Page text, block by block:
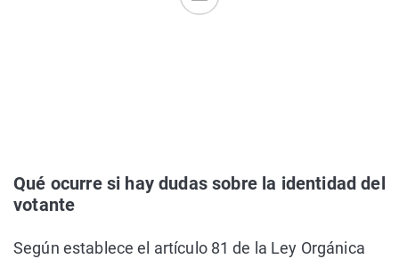
Qué ocurre si hay dudas sobre la identidad del
votante
Según establece el artículo 81 de la Ley Orgánica